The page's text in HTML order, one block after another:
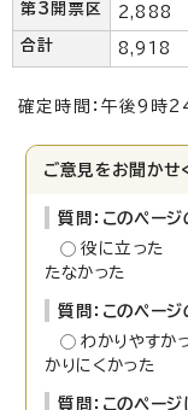
第3開票区 2,888
合計 8,918
確定時間：午後9時
ご意見をお聞かせ
質問：このペー
役に立った
たなかった
質問：このペー
わかりやすか
かりにくかった
質問：このペー